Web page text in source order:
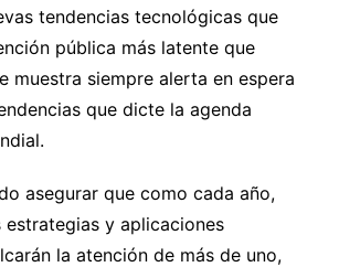
tendencias tecnológicas que
pública más latente que
muestra siempre alerta en espera
que dicte la agenda
asegurar que como cada año,
estrategias y aplicaciones
la atención de más de uno,